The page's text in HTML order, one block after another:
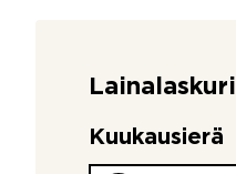
Lainalaskuri
Kuukausierä